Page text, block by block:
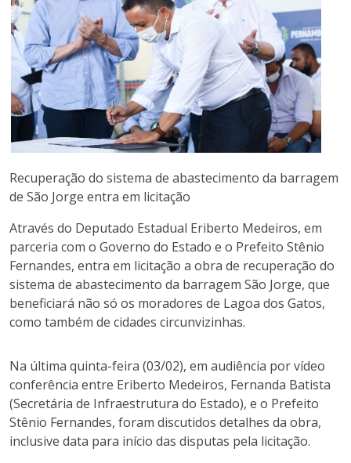
Recuperação do sistema de abastecimento da barragem
de São Jorge entra em licitação
Através do Deputado Estadual Eriberto Medeiros, em
parceria com o Governo do Estado e o Prefeito Stênio
Fernandes, entra em licitação a obra de recuperação do
sistema de abastecimento da barragem São Jorge, que
beneficiará não só os moradores de Lagoa dos Gatos,
como também de cidades circunvizinhas.
Na última quinta-feira (03/02), em audiência por vídeo
conferência entre Eriberto Medeiros, Fernanda Batista
(Secretária de Infraestrutura do Estado), e o Prefeito
Stênio Fernandes, foram discutidos detalhes da obra,
inclusive data para início das disputas pela licitação.